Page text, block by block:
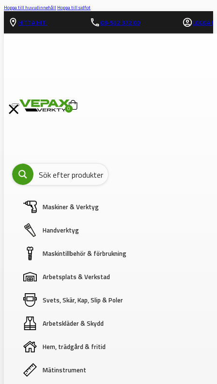
Hoppa till huvudinnehåll Hoppa till sidfot
HITTA HIT! 08-562 372 00 LOGGA IN
0
Maskiner & Verktyg
Handverktyg
Maskintillbehör & förbrukning
Arbetsplats & Verkstad
Svets, Skär, Kap, Slip & Poler
Arbetskläder & Skydd
Hem, trädgård & fritid
Mätinstrument